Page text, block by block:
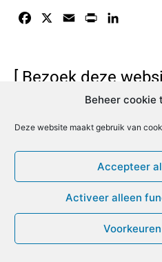
Beheer cookie
Deze website maakt gebruik van
Accepteer
Activeer alleen
Facebook Email Print
[ Bezoek deze
Dirk